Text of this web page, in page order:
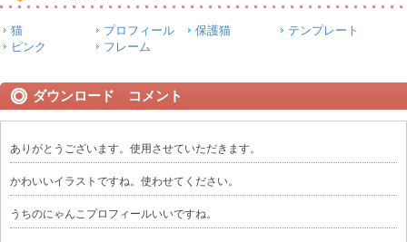
猫 プロフィール 保護猫
テンプレート
ピンク
フレーム
ダウンロード コメント
ありがとうございます。使用させていただきます。
かわいいイラストですね。使わせてください。
うちのにゃんこプロフィールいいですね。